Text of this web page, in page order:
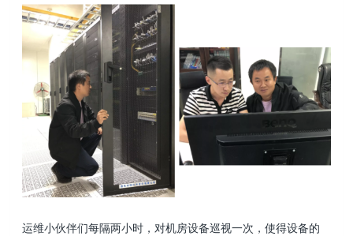
运维小伙伴们每隔两小时，对机房设备巡视一次 ，使得设备的